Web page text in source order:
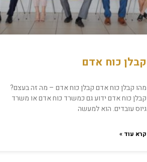
קבלן כוח אדם
מהו קבלן כוח אדם קבלן כוח אדם – מה זה בעצם?
קבלן כוח אדם ידוע גם כמשרד כוח אדם או משרד
גיוס עובדים. הוא למעשה
קרא עוד »